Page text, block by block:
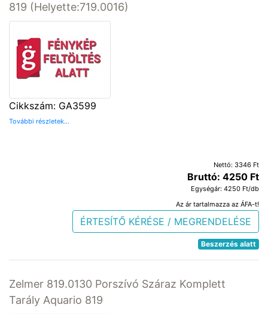
819 (Helyette:719.0016)
Cikkszám: GA3599
További részletek...
Nettó: 3346 Ft
Bruttó: 4250 Ft
Egységár: 4250 Ft/db
Az ár tartalmazza az ÁFA-t!
ÉRTESÍTŐ KÉRÉSE / MEGRENDELÉSE
Beszerzés alatt
Zelmer 819.0130 Porszívó Száraz Komplett
Tarály Aquario 819